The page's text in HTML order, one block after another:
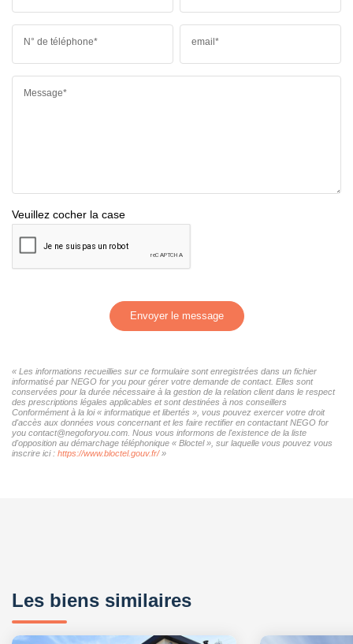
N° de téléphone* email*
Message*
Veuillez cocher la case
Envoyer le message
« Les informations recueillies sur ce formulaire sont enregistrées dans un fichier
informatisé par NEGO for you pour gérer votre demande de contact. Elles sont
conservées pour la durée nécessaire à la gestion de la relation client dans le respect
des prescriptions légales applicables et sont destinées à nos conseillers
Conformément à la loi « informatique et libertés », vous pouvez exercer votre droit
d'accès aux données vous concernant et les faire rectifier en contactant NEGO for
you contact@negoforyou.com. Nous vous informons de l'existence de la liste
d'opposition au démarchage téléphonique « Bloctel », sur laquelle vous pouvez vous
inscrire ici : https://www.bloctel.gouv.fr/»
Les biens similaires